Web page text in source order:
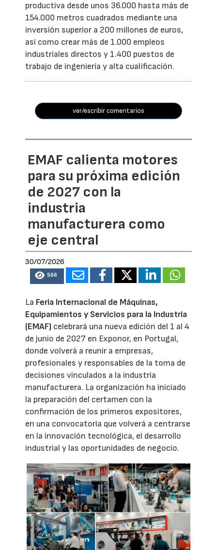
productiva desde unos 36.000 hasta más de
154.000 metros cuadrados mediante una
inversión superior a 200 millones de euros,
así como crear más de 1.000 empleos
industriales directos y 1.400 puestos de
trabajo de ingeniería y alta cualificación.
ver/escribir comentarios
EMAF calienta motores
para su próxima edición
de 2027 con la
industria
manufacturera como
eje central
30/07/2026
566
La Feria Internacional de Máquinas,
Equipamientos y Servicios para la Industria
(EMAF) celebrará una nueva edición del 1 al 4
de junio de 2027 en Exponor, en Portugal,
donde volverá a reunir a empresas,
profesionales y responsables de la toma de
decisiones vinculados a la industria
manufacturera. La organización ha iniciado
la preparación del certamen con la
confirmación de los primeros expositores,
en una convocatoria que volverá a centrarse
en la innovación tecnológica, el desarrollo
industrial y las oportunidades de negocio.